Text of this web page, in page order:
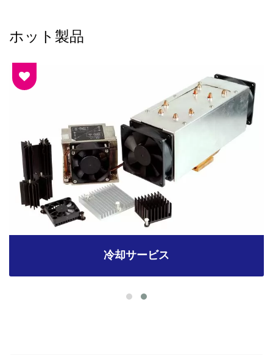
ホット製品
冷却サービス